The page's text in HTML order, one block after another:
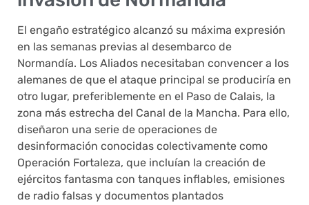
El engaño estratégico alcanzó su máxima expresión
en las semanas previas al desembarco de
Normandía. Los Aliados necesitaban convencer a los
alemanes de que el ataque principal se produciría en
otro lugar, preferiblemente en el Paso de Calais, la
zona más estrecha del Canal de la Mancha. Para ello,
diseñaron una serie de operaciones de
desinformación conocidas colectivamente como
Operación Fortaleza, que incluían la creación de
ejércitos fantasma con tanques inflables, emisiones
de radio falsas y documentos plantados